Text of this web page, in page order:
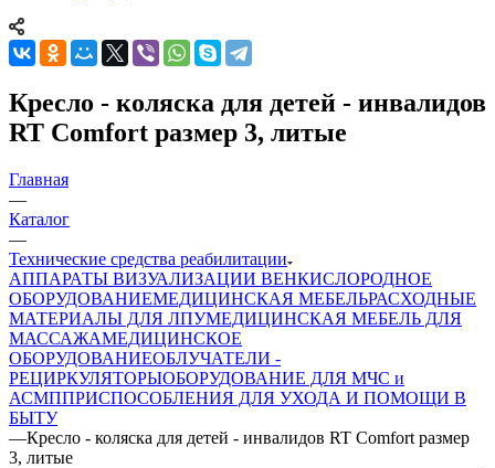
Кресло - коляска для детей - инвалидов
RT Comfort размер 3, литые
Главная
—
Каталог
—
Технические средства реабилитации
АППАРАТЫ ВИЗУАЛИЗАЦИИ ВЕНКИСЛОРОДНОЕ
ОБОРУДОВАНИЕМЕДИЦИНСКАЯ МЕБЕЛЬРАСХОДНЫЕ
МАТЕРИАЛЫ ДЛЯ ЛПУМЕДИЦИНСКАЯ МЕБЕЛЬ ДЛЯ
МАССАЖАМЕДИЦИНСКОЕ
ОБОРУДОВАНИЕОБЛУЧАТЕЛИ -
РЕЦИРКУЛЯТОРЫОБОРУДОВАНИЕ ДЛЯ МЧС и
АСМППРИСПОСОБЛЕНИЯ ДЛЯ УХОДА И ПОМОЩИ В
БЫТУ
—Кресло - коляска для детей - инвалидов RT Comfort размер
3, литые